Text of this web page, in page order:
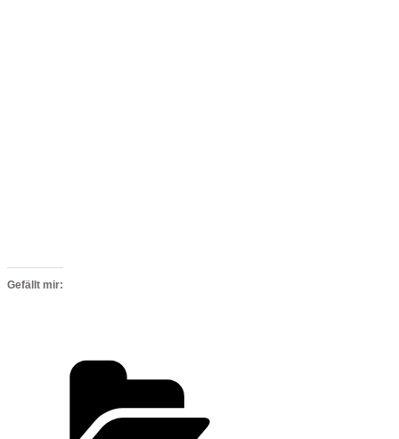
Gefällt mir: